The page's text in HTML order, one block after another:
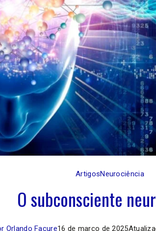
ArtigosNeurociência
O subconsciente
Orlando Facure16 de março de 2025